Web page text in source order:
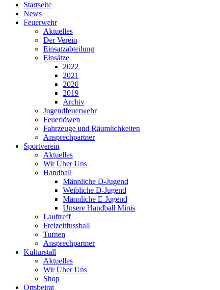
Startseite
News
Feuerwehr
Aktuelles
Der Verein
Einsatzabteilung
Einsätze
2022
2021
2020
2019
Archiv
Jugendfeuerwehr
Feuerlöwen
Fahrzeuge und Räumlichkeiten
Ansprechpartner
Sportverein
Aktuelles
Wir Über Uns
Handball
Männliche D-Jugend
Weibliche D-Jugend
Männliche E-Jugend
Unsere Handball Minis
Lauftreff
Freizeitfussball
Turnen
Ansprechpartner
Kulturstall
Aktuelles
Wir Über Uns
Shop
Ortsbeirat